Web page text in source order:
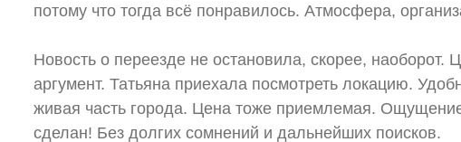
потому что тогда всё понравилось. Атмосфера,
Новость о переезде не остановила, скорее, наоборот.
аргумент. Татьяна приехала посмотреть локацию.
живая часть города. Цена тоже приемлемая.
сделан! Без долгих сомнений и дальнейших поисков.